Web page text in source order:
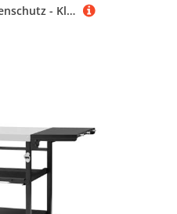
Gartenwagen Regenschutz - Klappbarer Transportwagen Regendach - Winddichte Abdeckung Aus Oxford-Stoff Für Gartenwagen, Geeignet Für Garten, Bauernhof, Außenbereich, Scheune Und Terrasse